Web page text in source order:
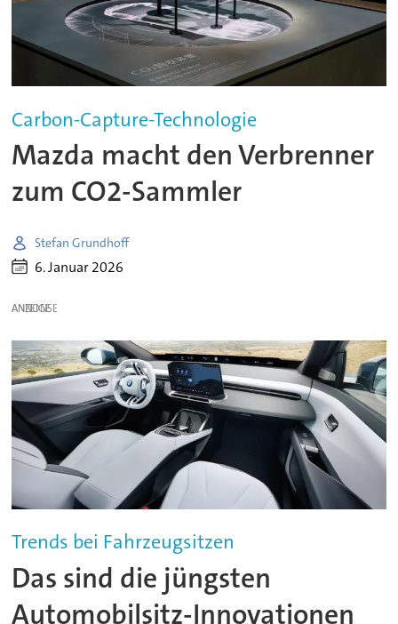
Carbon-Capture-Technologie
Mazda macht den Verbrenner
zum CO2-Sammler
Stefan Grundhoff
6. Januar 2026
ANZEIGE
Trends bei Fahrzeugsitzen
Das sind die jüngsten
Automobilsitz-Innovationen